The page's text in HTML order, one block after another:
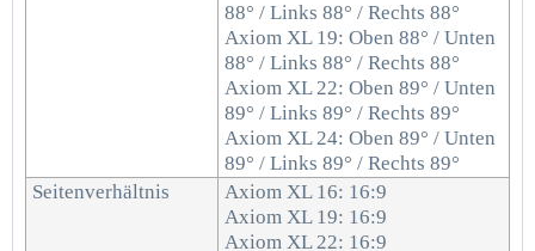
88° / Links 88° / Rechts 88°
Axiom XL 19: Oben 88° / Unten
88° / Links 88° / Rechts 88°
Axiom XL 22: Oben 89° / Unten
89° / Links 89° / Rechts 89°
Axiom XL 24: Oben 89° / Unten
89° / Links 89° / Rechts 89°
Seitenverhältnis
Axiom XL 16: 16:9
Axiom XL 19: 16:9
Axiom XL 22: 16:9